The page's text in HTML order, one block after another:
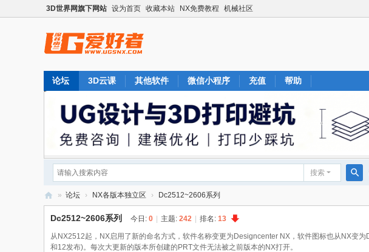
3D世界网旗下网站 设为首页 收藏本站 NX免费教程 机械社区
论坛 3D云课 其他软件 微信小程序 充值 帮助
搜索
索
U
爱
» 论坛 › NX各版本独立区 › Dc2512~2606系列
Dc2512~2606系列 今日: 0 主题: 242 排名: 13
从NX2512起，NX启用了新的命名方式，软件名称变更为Designcenter NX，软件图标也从NX变
和12发布)。每次大更新的版本所创建的PRT文件无法被之前版本的NX打开。